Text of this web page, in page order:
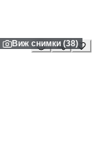
Виж снимки (38)